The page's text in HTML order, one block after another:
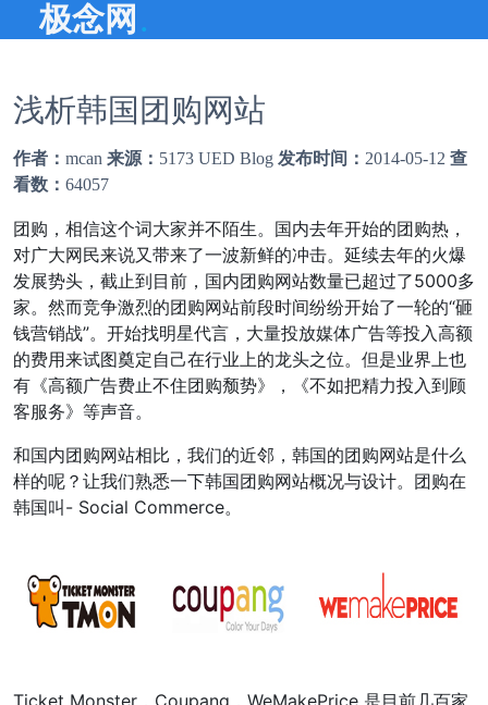
极念网 .
浅析韩国团购网站
作者： mcan 来源： 5173 UED Blog 发布时间： 2014-05-12 查
看数： 64057
团购，相信这个词大家并不陌生。国内去年开始的团购热，
对广大网民来说又带来了一波新鲜的冲击。延续去年的火爆
发展势头，截止到目前，国内团购网站数量已超过了5000多
家。然而竞争激烈的团购网站前段时间纷纷开始了一轮的“砸
钱营销战”。开始找明星代言，大量投放媒体广告等投入高额
的费用来试图奠定自己在行业上的龙头之位。但是业界上也
有《高额广告费止不住团购颓势》，《不如把精力投入到顾
客服务》等声音。
和国内团购网站相比，我们的近邻，韩国的团购网站是什么
样的呢？让我们熟悉一下韩国团购网站概况与设计。团购在
韩国叫- Social Commerce。
Ticket Monster，Coupang，WeMakePrice 是目前几百家